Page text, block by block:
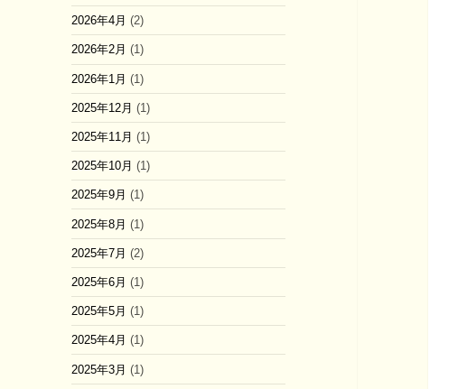
2026年4月 (2)
2026年2月 (1)
2026年1月 (1)
2025年12月 (1)
2025年11月 (1)
2025年10月 (1)
2025年9月 (1)
2025年8月 (1)
2025年7月 (2)
2025年6月 (1)
2025年5月 (1)
2025年4月 (1)
2025年3月 (1)